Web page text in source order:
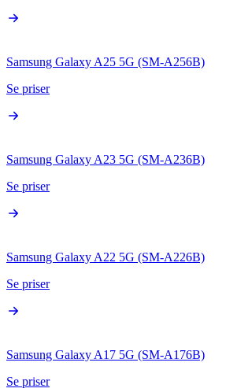
Samsung Galaxy A25 5G (SM-A256B)
Se priser
Samsung Galaxy A23 5G (SM-A236B)
Se priser
Samsung Galaxy A22 5G (SM-A226B)
Se priser
Samsung Galaxy A17 5G (SM-A176B)
Se priser